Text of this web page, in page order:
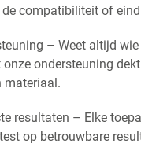
de compatibiliteit of
– Weet altijd
onze ondersteuning
materiaal.
resultaten – Elke
op betrouwbare